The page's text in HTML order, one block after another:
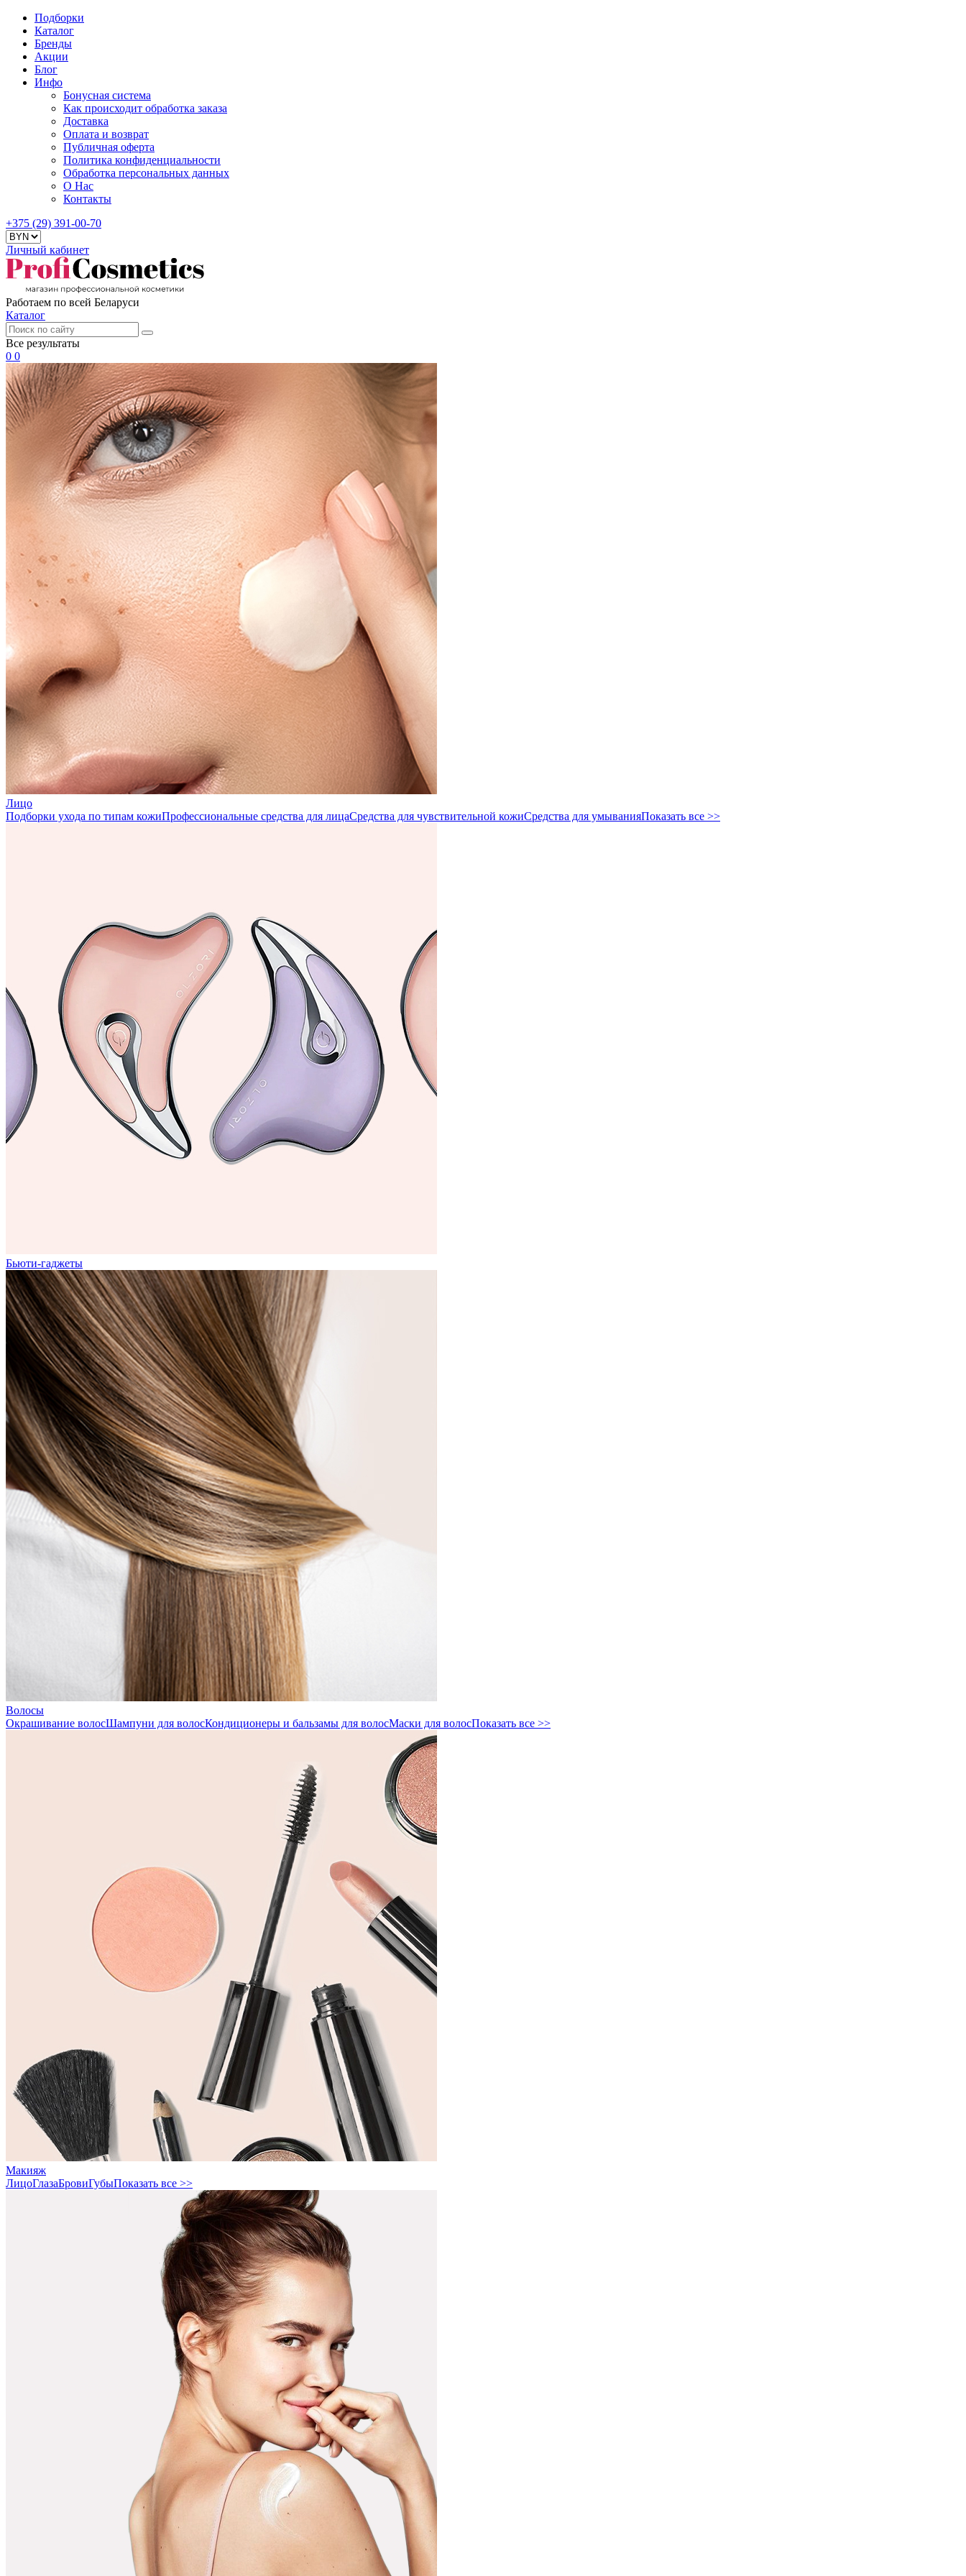
Подборки
Каталог
Бренды
Акции
Блог
Инфо
Бонусная система
Как происходит обработка заказа
Доставка
Оплата и возврат
Публичная оферта
Политика конфиденциальности
Обработка персональных данных
О Нас
Контакты
+375 (29) 391-00-70
Личный кабинет
Работаем по всей Беларуси
Каталог
Все результаты
0 0
Лицо
Подборки ухода по типам кожиПрофессиональные средства для лицаСредства для чувствительной кожиСредства для умыванияПоказать все >>
Бьюти-гаджеты
Волосы
Окрашивание волосШампуни для волосКондиционеры и бальзамы для волосМаски для волосПоказать все >>
Макияж
ЛицоГлазаБровиГубыПоказать все >>